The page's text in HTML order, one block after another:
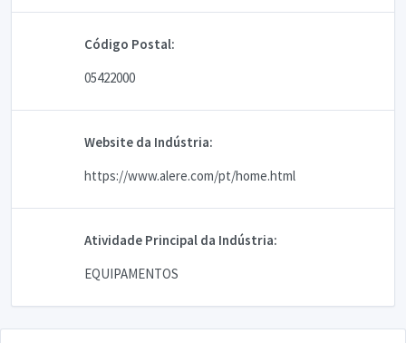
Código Postal:
05422000
Website da Indústria:
https://www.alere.com/pt/home.html
Atividade Principal da Indústria:
EQUIPAMENTOS